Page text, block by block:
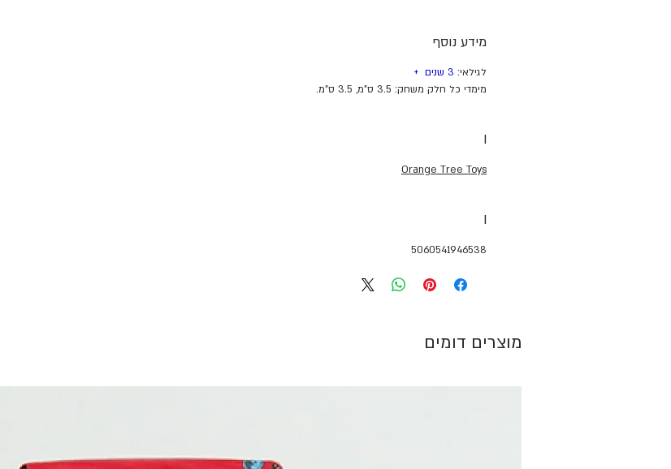
מידע נוסף
לגילאי: 3 שנים
+
מימדי כל חלק משחק: 3.5 ס"מ, 3.5 ס"מ.
I
Orange Tree Toys
I
5060541946538
מוצרים דומים